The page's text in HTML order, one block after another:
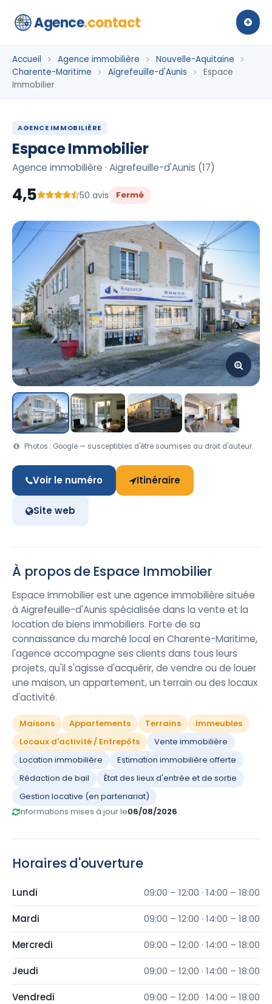
Agence.contact
Accueil Agence immobilière
Nouvelle-Aquitaine
Charente-Maritime
Aigrefeuille-d'Aunis
Espace
Immobilier
AGENCE IMMOBILIÈRE
Espace Immobilier
Agence immobilière · Aigrefeuille-d'Aunis (17)
4,5 50 avis Fermé
Photos : Google — susceptibles d'être soumises au droit d'auteur.
Voir le numéro Itinéraire
Site web
À propos de Espace Immobilier
Espace Immobilier est une agence immobilière située
à Aigrefeuille-d'Aunis spécialisée dans la vente et la
location de biens immobiliers. Forte de sa
connaissance du marché local en Charente-Maritime,
l'agence accompagne ses clients dans tous leurs
projets, qu'il s'agisse d'acquérir, de vendre ou de louer
une maison, un appartement, un terrain ou des locaux
d'activité.
Maisons Appartements Terrains
Immeubles
Locaux d'activité / Entrepôts
Vente immobilière
Location immobilière
Estimation immobilière offerte
Rédaction de bail
État des lieux d'entrée et de sortie
Gestion locative (en partenariat)
Informations mises à jour le06/08/2026.
Horaires d'ouverture
Lundi 09:00 – 12:00 · 14:00 – 18:00
Mardi 09:00 – 12:00 · 14:00 – 18:00
Mercredi 09:00 – 12:00 · 14:00 – 18:00
Jeudi 09:00 – 12:00 · 14:00 – 18:00
Vendredi 09:00 – 12:00 · 14:00 – 18:00